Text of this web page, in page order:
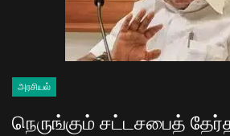
அரசியல்
நெருங்கும் சட்டசபைத்